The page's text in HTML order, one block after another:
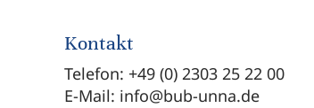
Kontakt
Telefon: +49 (0) 2303 25 22 00
E-Mail: info@bub-unna.de